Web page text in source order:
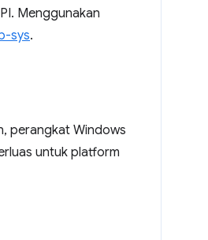
Menggunakan
sys.
perangkat Windows
untuk platform